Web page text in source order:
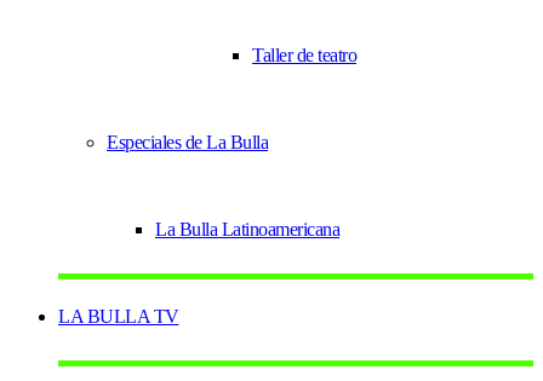
Taller de teatro
Especiales de La Bulla
La Bulla Latinoamericana
LA BULLA TV